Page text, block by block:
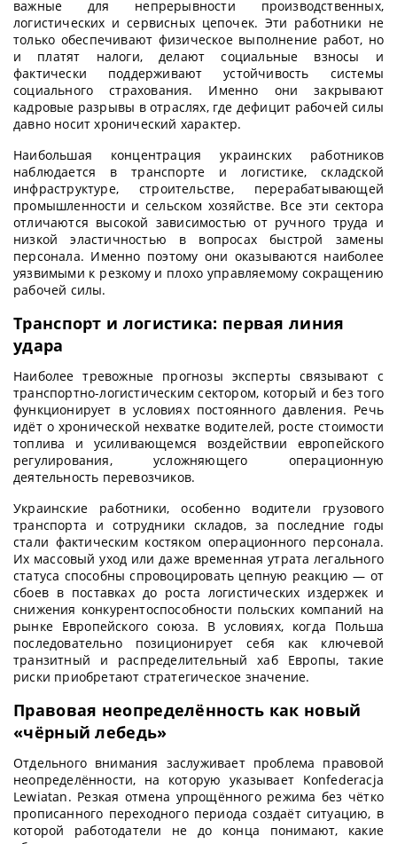
важные для непрерывности производственных,
логистических и сервисных цепочек. Эти работники не
только обеспечивают физическое выполнение работ, но
и платят налоги, делают социальные взносы и
фактически поддерживают устойчивость системы
социального страхования. Именно они закрывают
кадровые разрывы в отраслях, где дефицит рабочей силы
давно носит хронический характер.
Наибольшая концентрация украинских работников
наблюдается в транспорте и логистике, складской
инфраструктуре, строительстве, перерабатывающей
промышленности и сельском хозяйстве. Все эти сектора
отличаются высокой зависимостью от ручного труда и
низкой эластичностью в вопросах быстрой замены
персонала. Именно поэтому они оказываются наиболее
уязвимыми к резкому и плохо управляемому сокращению
рабочей силы.
Транспорт и логистика: первая линия
удара
Наиболее тревожные прогнозы эксперты связывают с
транспортно-логистическим сектором, который и без того
функционирует в условиях постоянного давления. Речь
идёт о хронической нехватке водителей, росте стоимости
топлива и усиливающемся воздействии европейского
регулирования, усложняющего операционную
деятельность перевозчиков.
Украинские работники, особенно водители грузового
транспорта и сотрудники складов, за последние годы
стали фактическим костяком операционного персонала.
Их массовый уход или даже временная утрата легального
статуса способны спровоцировать цепную реакцию — от
сбоев в поставках до роста логистических издержек и
снижения конкурентоспособности польских компаний на
рынке Европейского союза. В условиях, когда Польша
последовательно позиционирует себя как ключевой
транзитный и распределительный хаб Европы, такие
риски приобретают стратегическое значение.
Правовая неопределённость как новый
«чёрный лебедь»
Отдельного внимания заслуживает проблема правовой
неопределённости, на которую указывает Konfederacja
Lewiatan. Резкая отмена упрощённого режима без чётко
прописанного переходного периода создаёт ситуацию, в
которой работодатели не до конца понимают, какие